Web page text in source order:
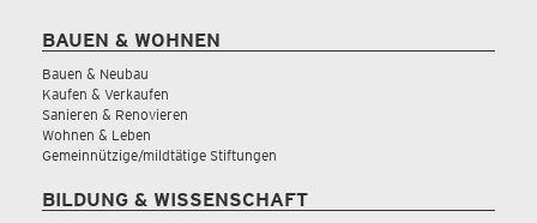
BAUEN & WOHNEN
Bauen & Neubau
Kaufen & Verkaufen
Sanieren & Renovieren
Wohnen & Leben
Gemeinnützige/mildtätige Stiftungen
BILDUNG & WISSENSCHAFT